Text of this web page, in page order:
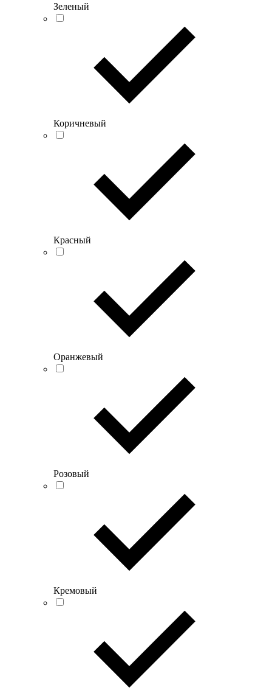
Зеленый
Коричневый
Красный
Оранжевый
Розовый
Кремовый